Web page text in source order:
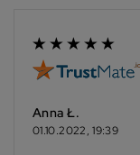
Anna Ł.
01.10.2022, 19:39